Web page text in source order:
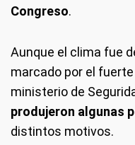
Congreso.
Aunque el clima fue
marcado por el
ministerio de
produjeron algunas
distintos motivos.